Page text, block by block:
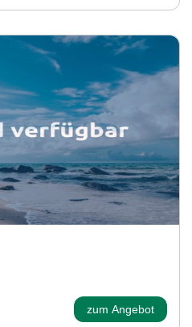
zum Angebot